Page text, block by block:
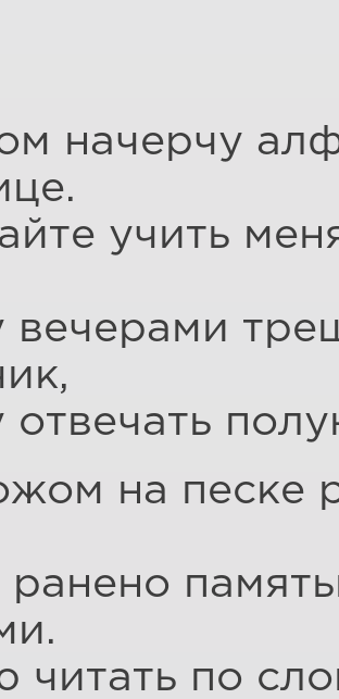
начерчу
учить
вечерами
отвечать
на песке
ранено
читать по